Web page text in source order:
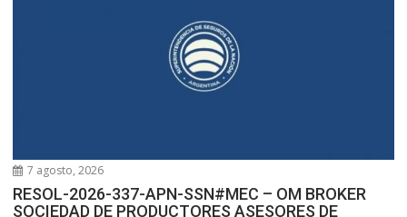
7 agosto, 2026
RESOL-2026-337-APN-SSN#MEC – OM BROKER
SOCIEDAD DE PRODUCTORES ASESORES DE